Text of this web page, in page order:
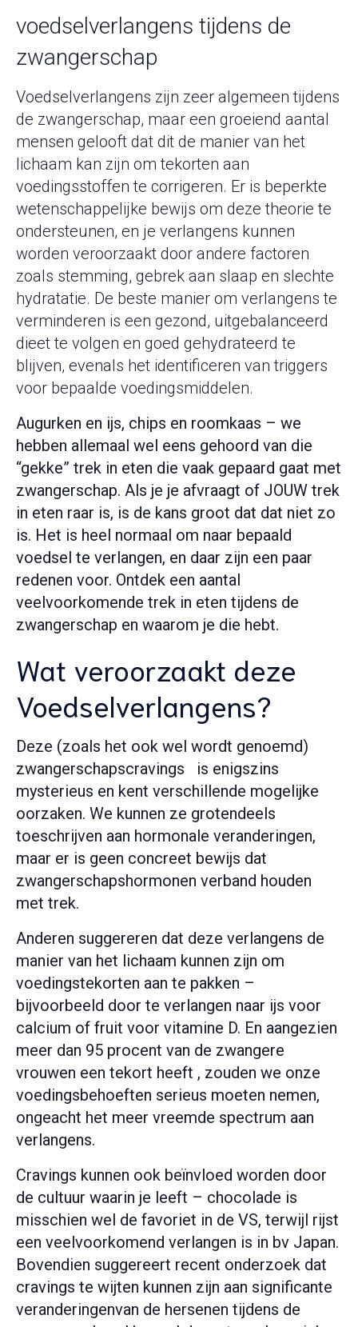
voedselverlangens tijdens de
zwangerschap
Voedselverlangens zijn zeer algemeen tijdens
de zwangerschap, maar een groeiend aantal
mensen gelooft dat dit de manier van het
lichaam kan zijn om tekorten aan
voedingsstoffen te corrigeren. Er is beperkte
wetenschappelijke bewijs om deze theorie te
ondersteunen, en je verlangens kunnen
worden veroorzaakt door andere factoren
zoals stemming, gebrek aan slaap en slechte
hydratatie. De beste manier om verlangens te
verminderen is een gezond, uitgebalanceerd
dieet te volgen en goed gehydrateerd te
blijven, evenals het identificeren van triggers
voor bepaalde voedingsmiddelen.
Augurken en ijs, chips en roomkaas – we
hebben allemaal wel eens gehoord van die
“gekke” trek in eten die vaak gepaard gaat met
zwangerschap. Als je je afvraagt of JOUW trek
in eten raar is, is de kans groot dat dat niet zo
is. Het is heel normaal om naar bepaald
voedsel te verlangen, en daar zijn een paar
redenen voor. Ontdek een aantal
veelvoorkomende trek in eten tijdens de
zwangerschap en waarom je die hebt.
Wat veroorzaakt deze
Voedselverlangens?
Deze (zoals het ook wel wordt genoemd)
zwangerschapscravings is enigszins
mysterieus en kent verschillende mogelijke
oorzaken. We kunnen ze grotendeels
toeschrijven aan hormonale veranderingen,
maar er is geen concreet bewijs dat
zwangerschapshormonen verband houden
met trek.
Anderen suggereren dat deze verlangens de
manier van het lichaam kunnen zijn om
voedingstekorten aan te pakken –
bijvoorbeeld door te verlangen naar ijs voor
calcium of fruit voor vitamine D. En aangezien
meer dan 95 procent van de zwangere
vrouwen een tekort heeft , zouden we onze
voedingsbehoeften serieus moeten nemen,
ongeacht het meer vreemde spectrum aan
verlangens.
Cravings kunnen ook beïnvloed worden door
de cultuur waarin je leeft – chocolade is
misschien wel de favoriet in de VS, terwijl rijst
een veelvoorkomend verlangen is in bv Japan.
Bovendien suggereert recent onderzoek dat
cravings te wijten kunnen zijn aan significante
veranderingenvan de hersenen tijdens de